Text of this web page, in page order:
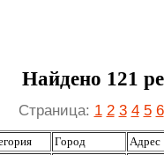
Найдено 121
Страница: 1 2 3 4 5 6
Город Адрес